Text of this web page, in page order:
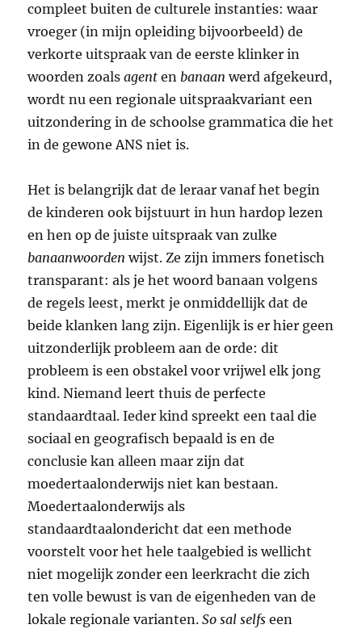
compleet buiten de culturele instanties: waar
vroeger (in mijn opleiding bijvoorbeeld) de
verkorte uitspraak van de eerste klinker in
woorden zoalsagent en banaan werd afgekeurd,
wordt nu een regionale uitspraakvariant een
uitzondering in de schoolse grammatica die het
in de gewone ANS niet is.
Het is belangrijk dat de leraar vanaf het begin
de kinderen ook bijstuurt in hun hardop lezen
en hen op de juiste uitspraak van zulke
banaanwoorden wijst. Ze zijn immers fonetisch
transparant: als je het woord banaan volgens
de regels leest, merkt je onmiddellijk dat de
beide klanken lang zijn. Eigenlijk is er hier geen
uitzonderlijk probleem aan de orde: dit
probleem is een obstakel voor vrijwel elk jong
kind. Niemand leert thuis de perfecte
standaardtaal. Ieder kind spreekt een taal die
sociaal en geografisch bepaald is en de
conclusie kan alleen maar zijn dat
moedertaalonderwijs niet kan bestaan.
Moedertaalonderwijs als
standaardtaalondericht dat een methode
voorstelt voor het hele taalgebied is wellicht
niet mogelijk zonder een leerkracht die zich
ten volle bewust is van de eigenheden van de
lokale regionale varianten.So sal selfs een